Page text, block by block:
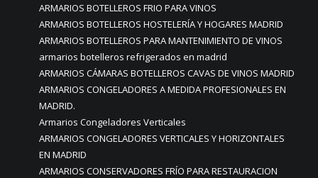
ARMARIOS BOTELLEROS FRIO PARA VINOS
ARMARIOS BOTELLEROS HOSTELERÍA Y HOGARES MADRID
ARMARIOS BOTELLEROS PARA MANTENIMIENTO DE VINOS
armarios botelleros refrigerados en madrid
ARMARIOS CÁMARAS BOTELLEROS CAVAS DE VINOS MADRID
ARMARIOS CONGELADORES A MEDIDA PROFESIONALES EN
MADRID.
Armarios Congeladores Verticales
ARMARIOS CONGELADORES VERTICALES Y HORIZONTALES
EN MADRID
ARMARIOS CONSERVADORES FRÍO PARA RESTAURACION